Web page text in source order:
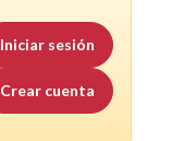
Iniciar sesión
Crear cuenta